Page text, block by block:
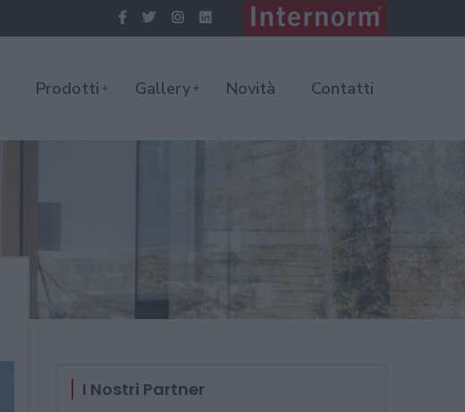
Prodotti Gallery Novità Contatti
I Nostri Partner